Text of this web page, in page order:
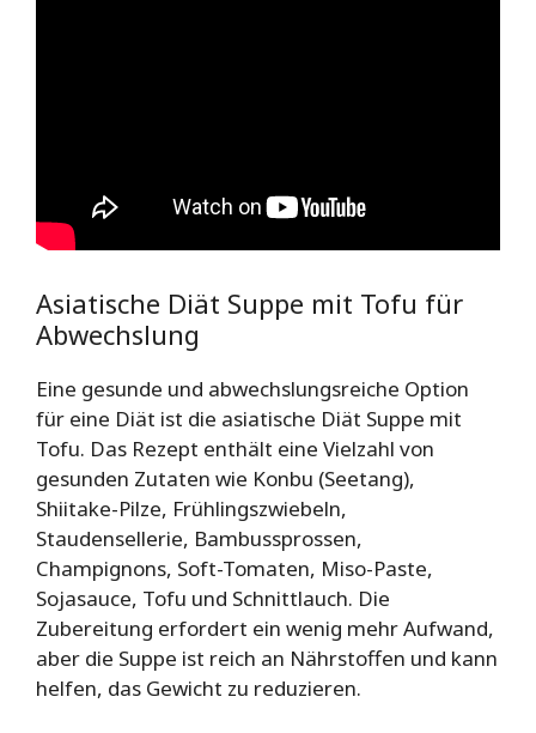
Asiatische Diät Suppe mit Tofu für
Abwechslung
Eine gesunde und abwechslungsreiche Option
für eine Diät ist die asiatische Diät Suppe mit
Tofu. Das Rezept enthält eine Vielzahl von
gesunden Zutaten wie Konbu (Seetang),
Shiitake-Pilze, Frühlingszwiebeln,
Staudensellerie, Bambussprossen,
Champignons, Soft-Tomaten, Miso-Paste,
Sojasauce, Tofu und Schnittlauch. Die
Zubereitung erfordert ein wenig mehr Aufwand,
aber die Suppe ist reich an Nährstoffen und kann
helfen, das Gewicht zu reduzieren.